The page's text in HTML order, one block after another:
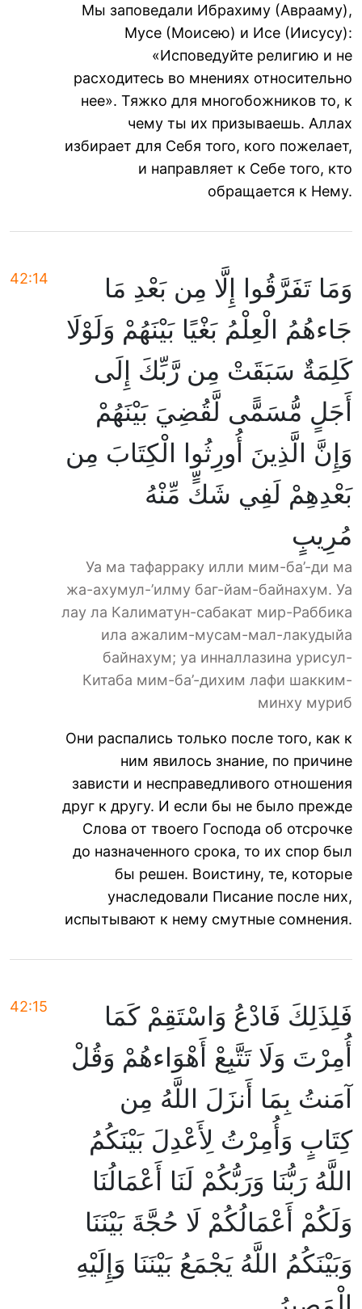
Мы заповедали Ибрахиму (Аврааму),
Мусе (Моисею) и Исе (Иисусу):
«Исповедуйте религию и не
расходитесь во мнениях относительно
нее». Тяжко для многобожников то, к
чему ты их призываешь. Аллах
избирает для Себя того, кого пожелает,
и направляет к Себе того, кто
обращается к Нему.
42:14
وَمَا تَفَرَّقُوا إِلَّا مِن بَعْدِ مَا
جَاءهُمُ الْعِلْمُ بَغْيًا بَيْنَهُمْ وَلَوْلَا
كَلِمَةٌ سَبَقَتْ مِن رَّبِّكَ إِلَى
أَجَلٍ مُّسَمًّى لَّقُضِيَ بَيْنَهُمْ
وَإِنَّ الَّذِينَ أُورِثُوا الْكِتَابَ مِن
بَعْدِهِمْ لَفِي شَكٍّ مِّنْهُ
مُرِيبٍ
Уа ма тафарраку илли мим-ба’-ди ма
жа-ахумул-’илму баг-йам-байнахум. Уа
лау ла Калиматун-сабакат мир-Раббика
ила ажалим-мусам-мал-лакудыйа
байнахум; уа инналлазина урисул-
Китаба мим-ба’-дихим лафи шакким-
минху муриб
Они распались только после того, как к
ним явилось знание, по причине
зависти и несправедливого отношения
друг к другу. И если бы не было прежде
Слова от твоего Господа об отсрочке
до назначенного срока, то их спор был
бы решен. Воистину, те, которые
унаследовали Писание после них,
испытывают к нему смутные сомнения.
42:15
فَلِذَلِكَ فَادْعُ وَاسْتَقِمْ كَمَا
أُمِرْتَ وَلَا تَتَّبِعْ أَهْوَاءهُمْ وَقُلْ
آمَنتُ بِمَا أَنزَلَ اللَّهُ مِن
كِتَابٍ وَأُمِرْتُ لِأَعْدِلَ بَيْنَكُمُ
اللَّهُ رَبُّنَا وَرَبُّكُمْ لَنَا أَعْمَالُنَا
وَلَكُمْ أَعْمَالُكُمْ لَا حُجَّةَ بَيْنَنَا
وَبَيْنَكُمُ اللَّهُ يَجْمَعُ بَيْنَنَا وَإِلَيْهِ